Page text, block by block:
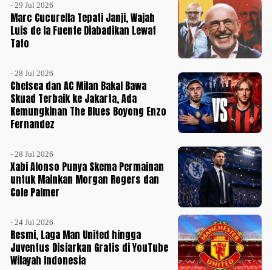
- 29 Jul 2026
Marc Cucurella Tepati Janji, Wajah
Luis de la Fuente Diabadikan Lewat
Tato
- 28 Jul 2026
Chelsea dan AC Milan Bakal Bawa
Skuad Terbaik ke Jakarta, Ada
Kemungkinan The Blues Boyong Enzo
Fernandez
- 28 Jul 2026
Xabi Alonso Punya Skema Permainan
untuk Mainkan Morgan Rogers dan
Cole Palmer
- 24 Jul 2026
Resmi, Laga Man United hingga
Juventus Disiarkan Gratis di YouTube
Wilayah Indonesia